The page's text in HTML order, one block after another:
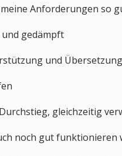
Anforderungen so
und gedämpft
und Übersetzung
gleichzeitig
noch gut